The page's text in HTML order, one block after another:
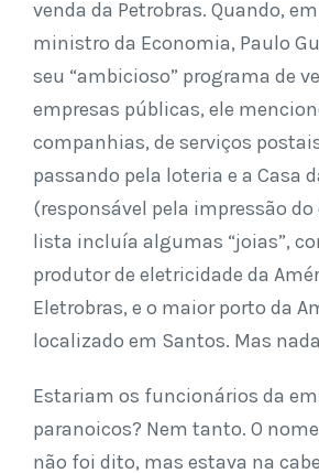
venda da Petrobras. Quando,
ministro da Economia, Paulo
seu “ambicioso” programa de
empresas públicas, ele
companhias, de serviços
passando pela loteria e a Casa
(responsável pela impressão do
lista incluía algumas “joias”,
produtor de eletricidade da
Eletrobras, e o maior porto da
localizado em Santos. Mas
Estariam os funcionários da
paranoicos? Nem tanto. O
não foi dito, mas estava na